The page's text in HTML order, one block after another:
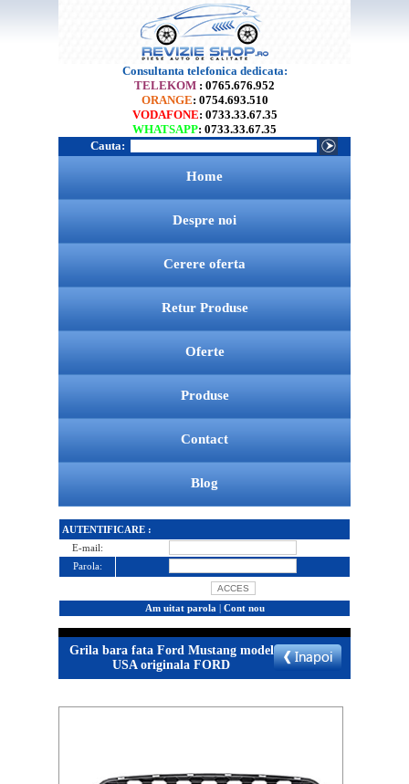
Consultanta telefonica dedicata:
TELEKOM : 0765.676.952
ORANGE: 0754.693.510
VODAFONE: 0733.33.67.35
WHATSAPP: 0733.33.67.35
Cauta:
Home
Despre noi
Cerere oferta
Retur Produse
Oferte
Produse
Contact
Blog
AUTENTIFICARE :
E-mail:
Parola:
Am uitat parola | Cont nou
Grila bara fata Ford Mustang model
USA originala FORD